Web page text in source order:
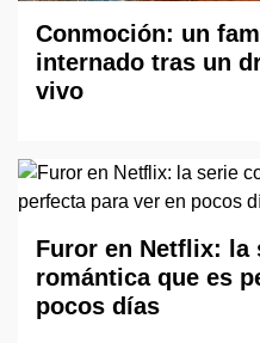
Conmoción: un
internado tras un
vivo
Furor en Netflix: la
romántica que es
pocos días